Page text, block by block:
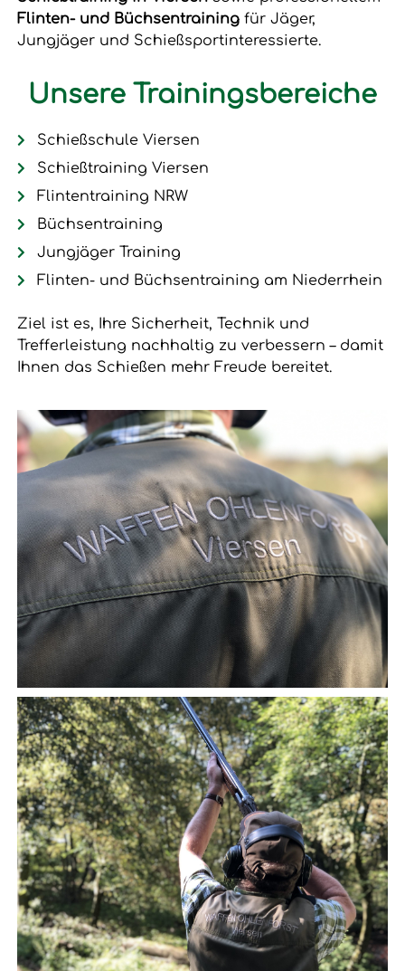
Flinten- und Büchsentrainingfür Jäger,
Jungjäger und Schießsportinteressierte.
Unsere Trainingsbereiche
Schießschule Viersen
Schießtraining Viersen
Flintentraining NRW
Büchsentraining
Jungjäger Training
Flinten- und Büchsentraining am Niederrhein
Ziel ist es, Ihre Sicherheit, Technik und
Trefferleistung nachhaltig zu verbessern – damit
Ihnen das Schießen mehr Freude bereitet.